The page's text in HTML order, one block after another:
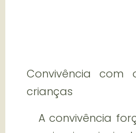
Convivência com
crianças
A convivência